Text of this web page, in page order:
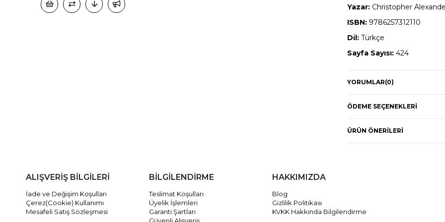
Yazar: Christopher
ISBN: 9786257312110
Dil: Türkçe
Sayfa Sayısı: 424
Cilt Tipi:Karton Kapak
Boyut:16 x 23 cm
YORUMLAR(0)
ÖDEME SEÇENEKLERI
ÜRÜN ÖNERILERI
ALIŞVERİŞ BİLGİLERİ
İade ve Değişim Koşulları
Çerez(Cookie) Kullanımı
Mesafeli Satış Sözleşmesi
BİLGİLENDİRME
Teslimat Koşulları
Üyelik İşlemleri
Garanti Şartları
HAKKIMIZDA
Blog
Gizlilik Politikası
KVKK Hakkında Bilgilendirme